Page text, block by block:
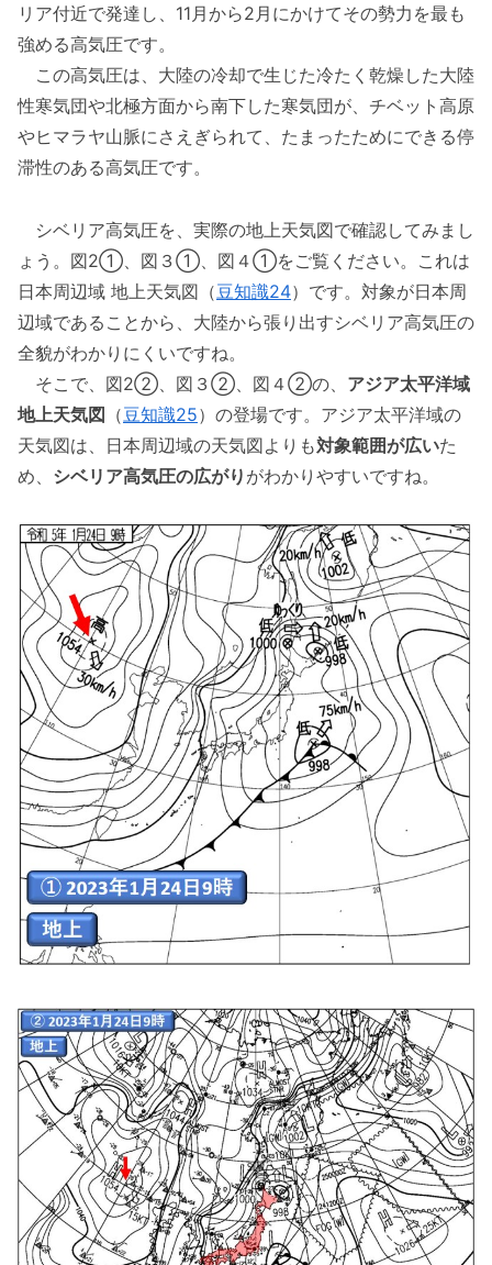
リア付近で発達し、11月から2月にかけてその勢力を最も
強める高気圧です。
この高気圧は、大陸の冷却で生じた冷たく乾燥した大陸
性寒気団や北極方面から南下した寒気団が、チベット高原
やヒマラヤ山脈にさえぎられて、たまったためにできる停
滞性のある高気圧です。
シベリア高気圧を、実際の地上天気図で確認してみまし
ょう。図2①、図３①、図４①をご覧ください。これは
日本周辺域 地上天気図（豆知識24）です。対象が日本周
辺域であることから、大陸から張り出すシベリア高気圧の
全貌がわかりにくいですね。
そこで、図2②、図３②、図４②の、 アジア太平洋域
地上天気図 （豆知識25）の登場です。アジア太平洋域の
天気図は、日本周辺域の天気図よりも対象範囲が広いた
め、 シベリア高気圧の広がり がわかりやすいですね。